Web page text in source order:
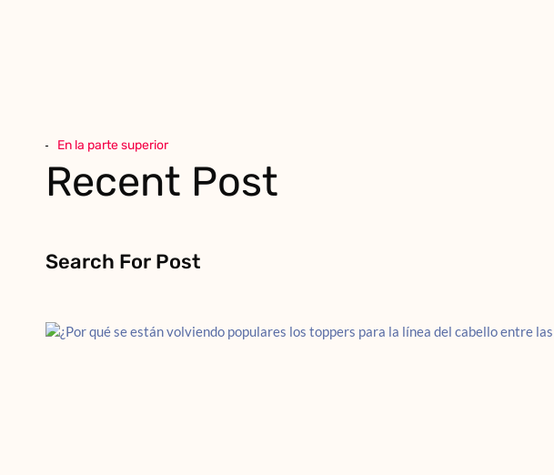
En la parte superior
Recent Post
Search For Post